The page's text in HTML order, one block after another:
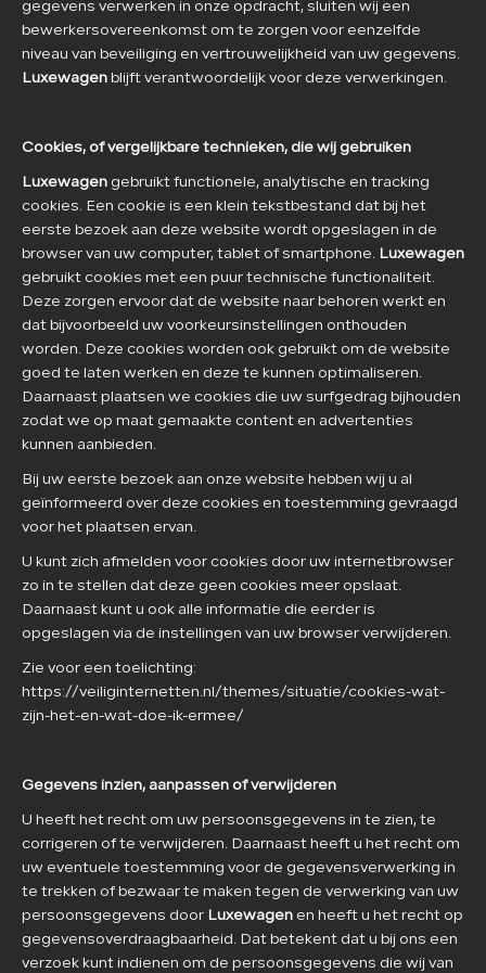
gegevens verwerken in onze opdracht, sluiten wij een
bewerkersovereenkomst om te zorgen voor eenzelfde
niveau van beveiliging en vertrouwelijkheid van uw gegevens.
Luxewagen blijft verantwoordelijk voor deze verwerkingen.
Cookies, of vergelijkbare technieken, die wij gebruiken
Luxewagen gebruikt functionele, analytische en tracking
cookies. Een cookie is een klein tekstbestand dat bij het
eerste bezoek aan deze website wordt opgeslagen in de
browser van uw computer, tablet of smartphone. Luxewagen
gebruikt cookies met een puur technische functionaliteit.
Deze zorgen ervoor dat de website naar behoren werkt en
dat bijvoorbeeld uw voorkeursinstellingen onthouden
worden. Deze cookies worden ook gebruikt om de website
goed te laten werken en deze te kunnen optimaliseren.
Daarnaast plaatsen we cookies die uw surfgedrag bijhouden
zodat we op maat gemaakte content en advertenties
kunnen aanbieden.
Bij uw eerste bezoek aan onze website hebben wij u al
geïnformeerd over deze cookies en toestemming gevraagd
voor het plaatsen ervan.
U kunt zich afmelden voor cookies door uw internetbrowser
zo in te stellen dat deze geen cookies meer opslaat.
Daarnaast kunt u ook alle informatie die eerder is
opgeslagen via de instellingen van uw browser verwijderen.
Zie voor een toelichting:
https://veiliginternetten.nl/themes/situatie/cookies-wat-
zijn-het-en-wat-doe-ik-ermee/
Gegevens inzien, aanpassen of verwijderen
U heeft het recht om uw persoonsgegevens in te zien, te
corrigeren of te verwijderen. Daarnaast heeft u het recht om
uw eventuele toestemming voor de gegevensverwerking in
te trekken of bezwaar te maken tegen de verwerking van uw
persoonsgegevens door Luxewagen en heeft u het recht op
gegevensoverdraagbaarheid. Dat betekent dat u bij ons een
verzoek kunt indienen om de persoonsgegevens die wij van